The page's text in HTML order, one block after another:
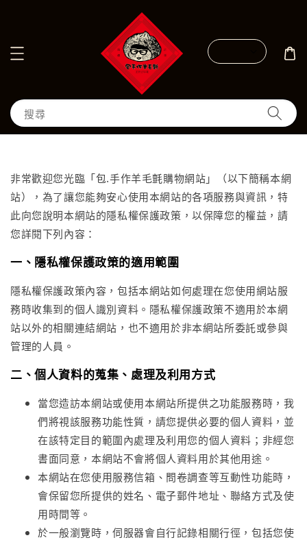
搜尋
非常歡迎您光臨「包.手作羊毛氈購物網站」（以下簡稱本網
站），為了讓您能夠安心使用本網站的各項服務與資訊，特
此向您說明本網站的隱私權保護政策，以保障您的權益，請
您詳閱下列內容：
一、隱私權保護政策的適用範圍
隱私權保護政策內容，包括本網站如何處理在您使用網站服
務時收集到的個人識別資料。隱私權保護政策不適用於本網
站以外的相關連結網站，也不適用於非本網站所委託或參與
管理的人員。
二、個人資料的蒐集、處理及利用方式
當您造訪本網站或使用本網站所提供之功能服務時，我
們將視該服務功能性質，請您提供必要的個人資料，並
在該特定目的範圍內處理及利用您的個人資料；非經您
書面同意，本網站不會將個人資料用於其他用途。
本網站在您使用服務信箱、問卷調查等互動性功能時，
會保留您所提供的姓名、電子郵件地址、聯絡方式及使
用時間等。
於一般瀏覽時，伺服器會自行記錄相關行徑，包括您使